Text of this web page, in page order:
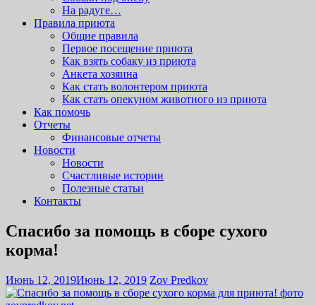
На радуге…
Правила приюта
Общие правила
Первое посещение приюта
Как взять собаку из приюта
Анкета хозяина
Как стать волонтером приюта
Как стать опекуном животного из приюта
Как помочь
Отчеты
Финансовые отчеты
Новости
Новости
Счастливые истории
Полезные статьи
Контакты
Спасибо за помощь в сборе сухого
корма!
Июнь 12, 2019Июнь 12, 2019 Zov Predkov